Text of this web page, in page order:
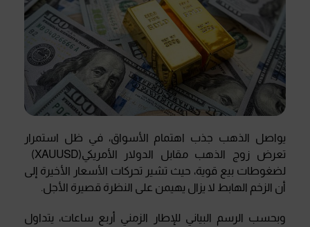
يواصل الذهب جذب اهتمام الأسواق، في ظل استمرار
تعرض زوج الذهب مقابل الدولار الأمريكي(XAUUSD)
لضغوطات بيع قوية، حيث تشير تحركات الأسعار الأخيرة إلى
أن الزخم الهابط لا يزال يهيمن على النظرة قصيرة الأجل
وبحسب الرسم البياني للإطار الزمني أربع ساعات، يتداول